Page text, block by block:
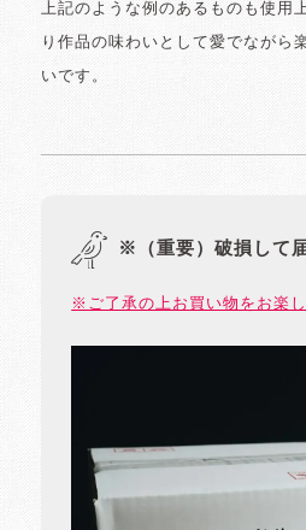
上記のような例のあるものも使用
り作品の味わいとして愛でながら
いです。
※（重要）破損して
※ご了承の上お買い物をお楽し